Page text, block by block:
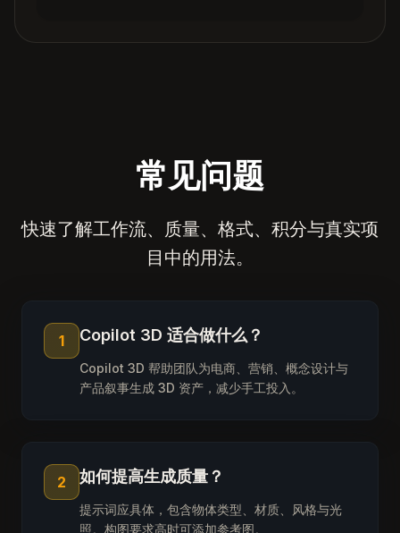
常见问题
快速了解工作流、质量、格式、积分与真实项
目中的用法。
1 Copilot 3D 适合做什么？
Copilot 3D 帮助团队为电商、营销、概念设计与
产品叙事生成 3D 资产，减少手工投入。
2 如何提高生成质量？
提示词应具体，包含物体类型、材质、风格与光
照。构图要求高时可添加参考图。